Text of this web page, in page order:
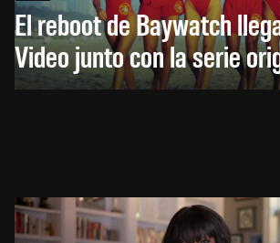
El reboot de Baywatch
Video junto con la serie